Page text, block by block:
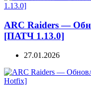
ARC Raiders —
[ПАТЧ 1.13.0]
27.01.2026